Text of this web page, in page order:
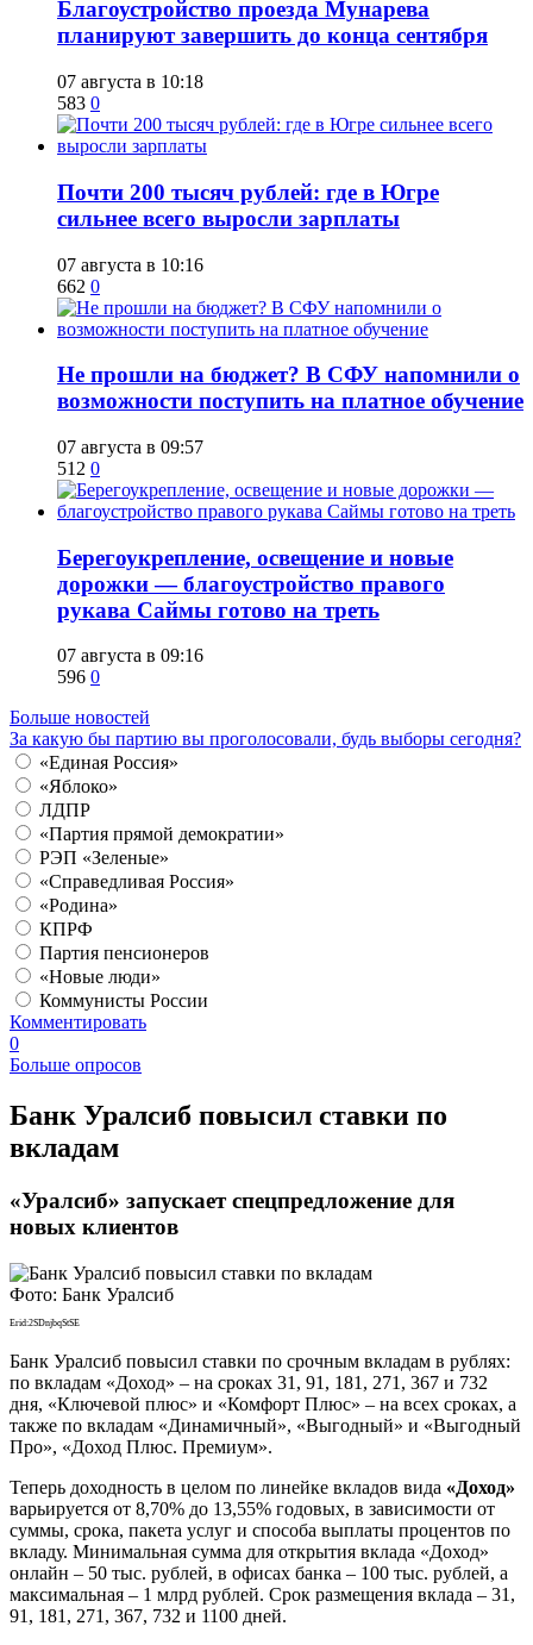
Благоустройство проезда Мунарева
планируют завершить до конца сентября
07 августа в 10:18
583 0
​Почти 200 тысяч рублей: где в Югре
сильнее всего выросли зарплаты
07 августа в 10:16
662 0
Не прошли на бюджет? В СФУ напомнили о
возможности поступить на платное обучение
07 августа в 09:57
512 0
Берегоукрепление, освещение и новые
дорожки — благоустройство правого
рукава Саймы готово на треть
07 августа в 09:16
596 0
Больше новостей
За какую бы партию вы проголосовали, будь выборы сегодня?
«Единая Россия»
«Яблоко»
ЛДПР
«Партия прямой демократии»
РЭП «Зеленые»
«Справедливая Россия»
«Родина»
КПРФ
Партия пенсионеров
«Новые люди»
Коммунисты России
Комментировать
0
Больше опросов
​Банк Уралсиб повысил ставки по
вкладам
«Уралсиб» запускает спецпредложение для
новых клиентов
Фото: Банк Уралсиб
Erid:2SDnjbqStSE
Банк Уралсиб повысил ставки по срочным вкладам в рублях:
по вкладам «Доход» – на сроках 31, 91, 181, 271, 367 и 732
дня, «Ключевой плюс» и «Комфорт Плюс» – на всех сроках, а
также по вкладам «Динамичный», «Выгодный» и «Выгодный
Про», «Доход Плюс. Премиум».
Теперь доходность в целом по линейке вкладов вида «Доход»
варьируется от 8,70% до 13,55% годовых, в зависимости от
суммы, срока, пакета услуг и способа выплаты процентов по
вкладу. Минимальная сумма для открытия вклада «Доход»
онлайн – 50 тыс. рублей, в офисах банка – 100 тыс. рублей, а
максимальная – 1 млрд рублей. Срок размещения вклада – 31,
91, 181, 271, 367, 732 и 1100 дней.